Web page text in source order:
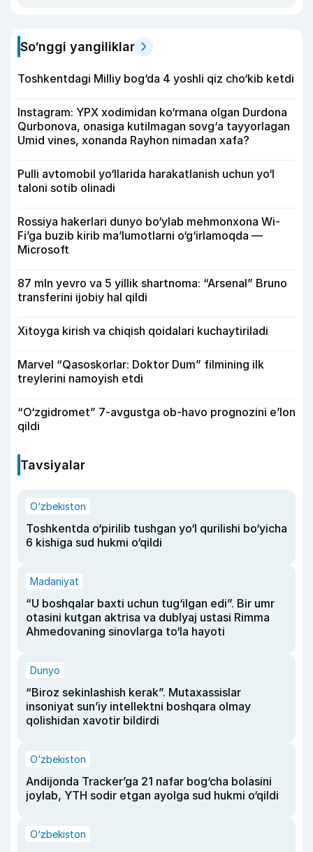
So‘nggi yangiliklar
Toshkentdagi Milliy bog‘da 4 yoshli qiz cho‘kib ketdi
Instagram: YPX xodimidan ko‘rmana olgan Durdona
Qurbonova, onasiga kutilmagan sovg‘a tayyorlagan
Umid vines, xonanda Rayhon nimadan xafa?
Pulli avtomobil yo‘llarida harakatlanish uchun yo‘l
taloni sotib olinadi
Rossiya hakerlari dunyo bo‘ylab mehmonxona Wi-
Fi’ga buzib kirib ma’lumotlarni o‘g‘irlamoqda —
Microsoft
87 mln yevro va 5 yillik shartnoma: “Arsenal” Bruno
transferini ijobiy hal qildi
Xitoyga kirish va chiqish qoidalari kuchaytiriladi
Marvel “Qasoskorlar: Doktor Dum” filmining ilk
treylerini namoyish etdi
“O‘zgidromet” 7-avgustga ob-havo prognozini e’lon
qildi
Tavsiyalar
O‘zbekiston
Toshkentda o‘pirilib tushgan yo‘l qurilishi bo‘yicha
6 kishiga sud hukmi o‘qildi
Madaniyat
“U boshqalar baxti uchun tug‘ilgan edi”. Bir umr
otasini kutgan aktrisa va dublyaj ustasi Rimma
Ahmedovaning sinovlarga to‘la hayoti
Dunyo
“Biroz sekinlashish kerak”. Mutaxassislar
insoniyat sun’iy intellektni boshqara olmay
qolishidan xavotir bildirdi
O‘zbekiston
Andijonda Tracker’ga 21 nafar bog‘cha bolasini
joylab, YTH sodir etgan ayolga sud hukmi o‘qildi
O‘zbekiston